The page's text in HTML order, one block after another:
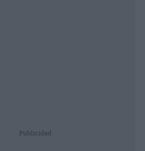
Publicidad